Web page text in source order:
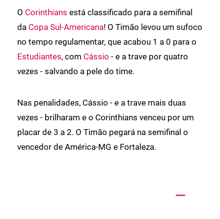
O Corinthians está classificado para a semifinal
da Copa Sul-Americana! O Timão levou um sufoco
no tempo regulamentar, que acabou 1 a 0 para o
Estudiantes, com Cássio - e a trave por quatro
vezes - salvando a pele do time.
Nas penalidades, Cássio - e a trave mais duas
vezes - brilharam e o Corinthians venceu por um
placar de 3 a 2. O Timão pegará na semifinal o
vencedor de América-MG e Fortaleza.